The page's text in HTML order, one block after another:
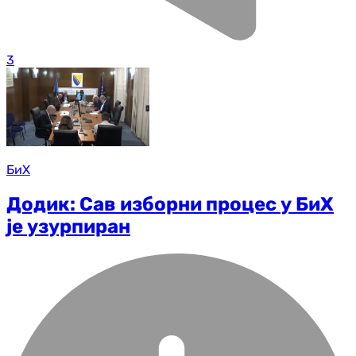
3
БиХ
Додик: Сав изборни процес у БиХ
је узурпиран